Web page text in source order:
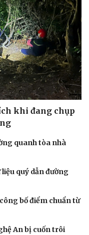
điệu
nghệ
đổi số
khi đang chụp
quanh tòa nhà
quý dẫn đường
bố điểm chuẩn từ
An bị cuốn trôi